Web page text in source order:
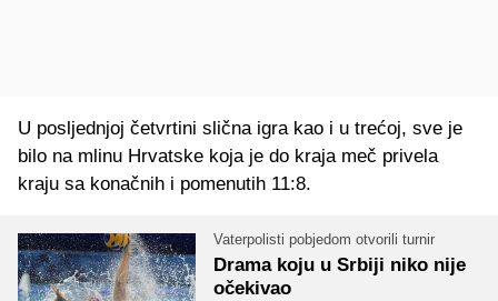
U posljednjoj četvrtini slična igra kao i u trećoj, sve je
bilo na mlinu Hrvatske koja je do kraja meč privela
kraju sa konačnih i pomenutih 11:8.
Vaterpolisti pobjedom otvorili turnir
Drama koju u Srbiji niko nije
očekivao